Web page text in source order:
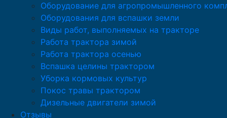
Оборудование для агропромышленного
Оборудования для вспашки земли
Виды работ, выполняемых на тракторе
Работа трактора зимой
Работа трактора осенью
Вспашка целины трактором
Уборка кормовых культур
Покос травы трактором
Дизельные двигатели зимой
Отзывы